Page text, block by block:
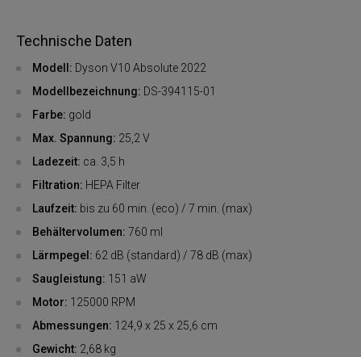
Technische Daten
Modell: Dyson V10 Absolute 2022
Modellbezeichnung: DS-394115-01
Farbe: gold
Max. Spannung: 25,2 V
Ladezeit: ca. 3,5 h
Filtration: HEPA Filter
Laufzeit: bis zu 60 min. (eco) / 7 min. (max)
Behältervolumen: 760 ml
Lärmpegel: 62 dB (standard) / 78 dB (max)
Saugleistung: 151 aW
Motor: 125000 RPM
Abmessungen: 124,9 x 25 x 25,6 cm
Gewicht: 2,68 kg